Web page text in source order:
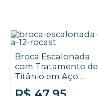
Broca Escalonada
com Tratamento de
Titânio em Aço
Rápido - 4 a 12mm -